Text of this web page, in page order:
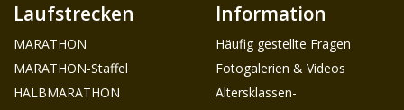
Laufstrecken
MARATHON
MARATHON-Staffel
HALBMARATHON
Information
Häufig gestellte Fragen
Fotogalerien & Videos
Altersklassen-